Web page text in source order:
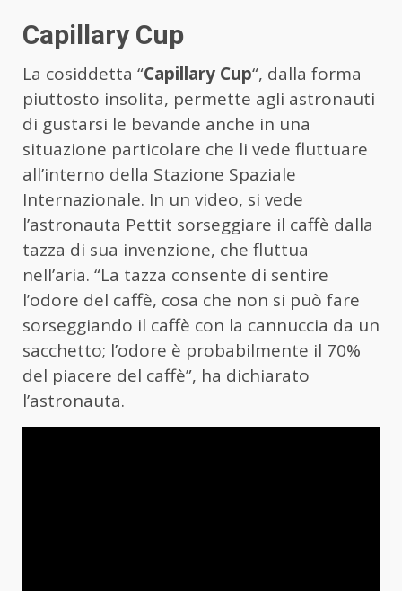
Capillary Cup
La cosiddetta “Capillary Cup“, dalla forma
piuttosto insolita, permette agli astronauti
di gustarsi le bevande anche in una
situazione particolare che li vede fluttuare
all’interno della Stazione Spaziale
Internazionale. In un video, si vede
l’astronauta Pettit sorseggiare il caffè dalla
tazza di sua invenzione, che fluttua
nell’aria. “La tazza consente di sentire
l’odore del caffè, cosa che non si può fare
sorseggiando il caffè con la cannuccia da un
sacchetto; l’odore è probabilmente il 70%
del piacere del caffè”, ha dichiarato
l’astronauta.